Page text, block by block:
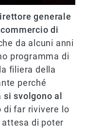
generale
di
da alcuni anni
programma di
filiera della
perché
svolgono al
di far rivivere lo
di poter